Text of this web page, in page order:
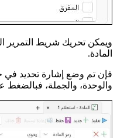
ويمكن تحريك شريط
المادة.
فإن تم وضع إشارة تحديد في
والوحدة، والجملة، فبالضغط